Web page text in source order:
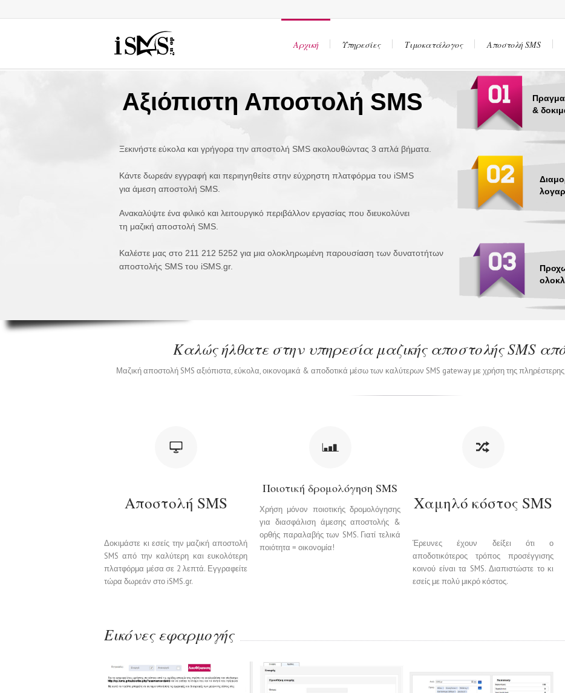
Αρχική Υπηρεσίες Τιμοκατάλογος Αποστολή SMS
Αξιόπιστη Αποστολή SMS
Ξεκινήστε εύκολα και γρήγορα την αποστολή SMS ακολουθώντας 3 απλά βήματα.
&
Κάντε δωρεάν εγγραφή και περιηγηθείτε στην εύχρηστη πλατφόρμα του iSMS
για άμεση αποστολή SMS.
Ανακαλύψτε ένα φιλικό και λειτουργικό περιβάλλον εργασίας που διευκολύνει
τη μαζική αποστολή SMS.
Καλέστε μας στο 211 212 5252 για μια ολοκληρωμένη παρουσίαση των δυνατοτήτων
αποστολής SMS του iSMS.gr.
Καλώς ήλθατε στην υπηρεσία μαζικής αποστολής SMS
Μαζική αποστολή SMS αξιόπιστα, εύκολα, οικονομικά & αποδοτικά μέσω των καλύτερων SMS gateway με χρήση της
Αποστολή SMS
Δοκιμάστε κι εσείς την μαζική αποστολή
SMS από την καλύτερη και ευκολότερη
πλατφόρμα μέσα σε 2 λεπτά. Εγγραφείτε
τώρα δωρεάν στο iSMS.gr.
Ποιoτική δρομολόγηση SMS
Χρήση μόνον ποιοτικής δρομολόγησης
για διασφάλιση άμεσης αποστολής &
ορθής παραλαβής των SMS. Γιατί τελικά
ποιότητα = οικονομία!
Χαμηλό κόστος SMS
Έρευνες έχουν δείξει ότι ο
αποδοτικότερος τρόπος προσέγγισης
κοινού είναι τα SMS. Διαπιστώστε το κι
εσείς με πολύ μικρό κόστος.
Εικόνες εφαρμογής